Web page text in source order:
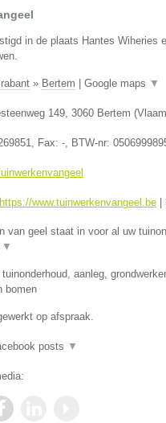
in de plaats Hantes Wiheries
» Bertem Google maps ▼
149 3060 Bertem (
, Fax: - , BTW-nr:
https://www.tuinwerkenvangeel.be
van geel staat in voor al uw
▼
aanleg,
bomen
op afspraak.
posts ▼